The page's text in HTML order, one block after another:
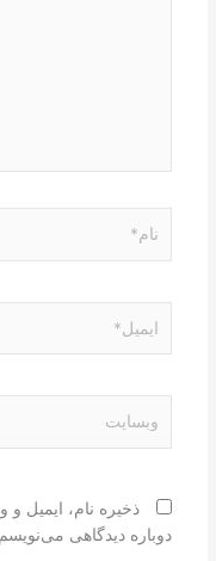
ذخیره نام، ایمیل
دوباره دیدگاهی